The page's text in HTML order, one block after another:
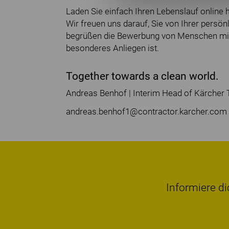
Laden Sie einfach Ihren Lebenslauf online
Wir freuen uns darauf, Sie von Ihrer
begrüßen die Bewerbung von Menschen
besonderes Anliegen ist.
Together towards a clean world.
Andreas Benhof | Interim Head of Kärcher
andreas.benhof1@contractor.karcher.com
Informiere